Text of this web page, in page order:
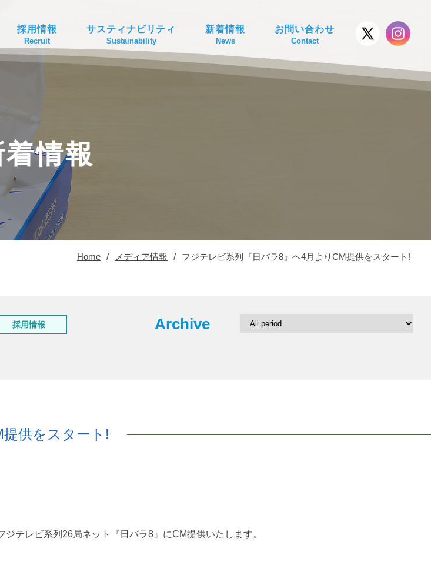
採用情報
Recruit
サスティナビリティ
Sustainability
新着情報
News
お問い合わせ
Contact
着情報
Home / メディア情報 / フジテレビ系列『日バラ8』へ4月よりCM提供をスタート!
採用情報 Archive
供をスタート!
テレビ系列26局ネット『日バラ8』にCM提供いたします。